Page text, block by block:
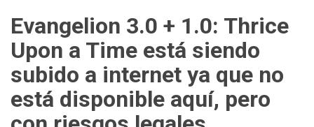
Evangelion 3.0 + 1.0: Thrice
Upon a Time está siendo
subido a internet ya que no
está disponible aquí, pero